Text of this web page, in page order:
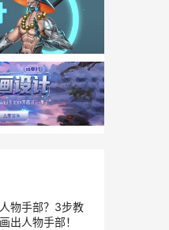
物手部？3步教
出人物手部！